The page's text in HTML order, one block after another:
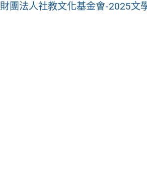
財團法人社教文化基金會-2025文